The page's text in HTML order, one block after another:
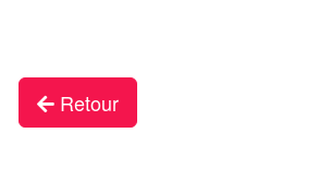
Retour